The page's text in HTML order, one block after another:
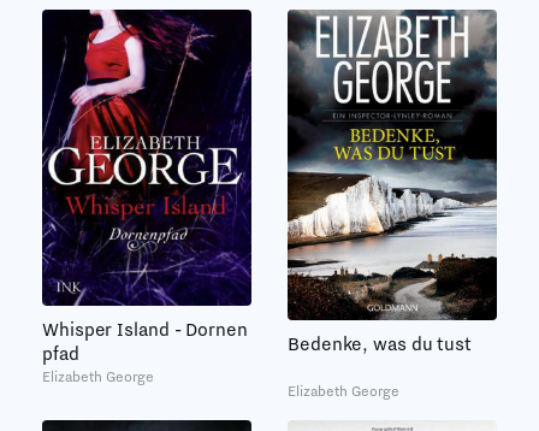
Whisper Island - Dornen
pfad
Elizabeth George
Bedenke, was du tust
Elizabeth George